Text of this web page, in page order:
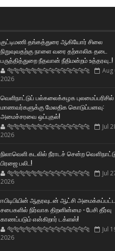
குட்டிமணி தங்கத்துரை ஆகியோர் சிலை
நிறுவுவதற்கு நாளை வரை தற்காலிக தடை
பருத்தித்துறை நீதவான் நீதிமன்றம் உத்தரவு..!
🐅🐅🐅🐅🐅🐅🐆🐆🐆🐆🐆🐆🐆🐆
Aug
2026
வெளிநாட்டுப் பல்கலைக்கழக புலமைப்பரிசில்
மாணவர்களுக்கு மேலதிக கொடுப்பனவு:
அமைச்சரவை ஒப்புதல்!
🐅🐅🐅🐅🐅🐅🐆🐆🐆🐆🐆🐆🐆🐆
Jul
2026
நிலாவெளி கடலில் நீராடச் சென்ற
பிரஜை பலி..!
🐅🐅🐅🐅🐅🐅🐆🐆🐆🐆🐆🐆🐆🐆
Jul
2026
ஈபிடிபியின் ஆதரவுடன் ஆட்சி அமைக்கப்பட்ட
சபைகளில் நிர்வாக திறனின்மை - பேசி தீர்வு
காணப்படும் என்கிறார் டக்ளஸ்!
🐅🐅🐅🐅🐅🐅🐆🐆🐆🐆🐆🐆🐆🐆
Jul
2026